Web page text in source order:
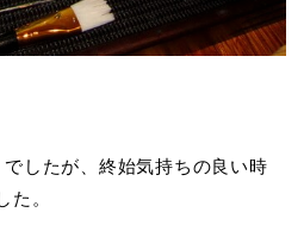
したが、終始気持ちの良い時
た。